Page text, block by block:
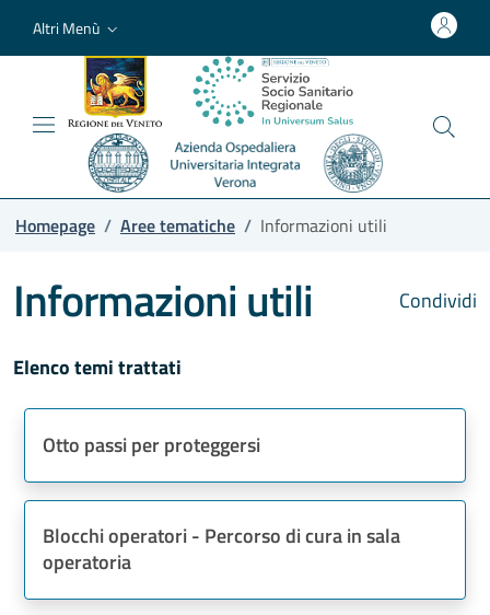
Altri Menù
Homepage / Aree tematiche / Informazioni utili
Condividi
Informazioni utili
Elenco temi trattati
Otto passi per proteggersi
Blocchi operatori - Percorso di cura in sala
operatoria